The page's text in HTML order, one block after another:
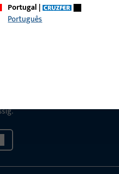
Portugal|
Português